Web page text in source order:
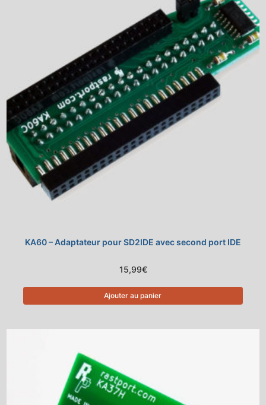
KA60 – Adaptateur pour SD2IDE avec second port IDE
15,99€
Ajouter au panier